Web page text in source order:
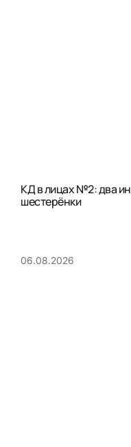
КД в лицах №2: два
шестерёнки
06.08.2026